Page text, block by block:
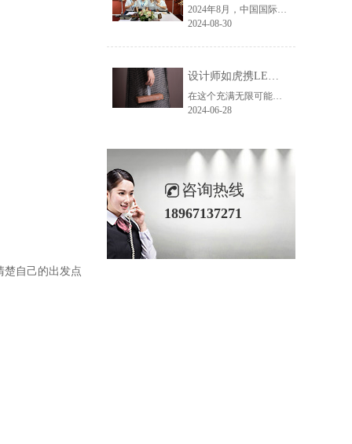
楚自己的出发点
2024年8月，中国国际纺织面料及辅料（秋冬）博览会完美收官！作为一家拥有30年历史的专业衣架制造商，我们非常荣幸能够参与这一盛会，并在此期间与众多客户进行了广泛而深入的交流。
2024-08-30
设计师如虎携LEMONLEE红雪松礼盒荣获第六届未来·已来香港新锐当代设计奖铜奖
在这个充满无限可能的2024年夏季，LEMONLEE品牌设计师如虎以其非凡的创意与对自然的深刻理解，精心打造的红雪松木球礼盒，在“2024未来·已来——第六届香港新锐当代设计奖”中摘得铜奖。这不仅是对设计师如虎原创设计能力的嘉奖，更是对LEMONLEE品牌的高度认可。
2024-06-28
咨询热线
18967137271